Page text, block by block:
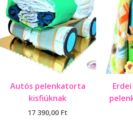
Autós pelenkatorta
kisfiúknak
17 390,00 Ft